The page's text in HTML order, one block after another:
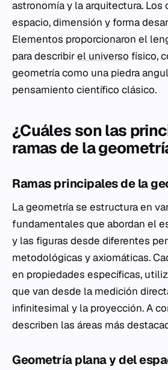
astronomía y la arquitectura. Los
espacio, dimensión y forma
Elementos proporcionaron el
para describirel universo físico,
geometría como una piedra
pensamiento científico clásico.
¿Cuáles son las
ramas de la
Ramas principales de la
La geometría se estructura en
fundamentales que abordan el
y las figuras desde diferentes
metodológicas y axiomáticas.
en propiedades específicas,
que van desde la medición
infinitesimal y la proyección. A
describen las áreas más
Geometría plana y del